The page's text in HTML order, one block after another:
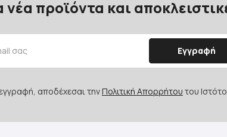
νέα προϊόντα και
Εγγραφή
αποδέχεσαι τηνΠολιτική Απορρήτου του